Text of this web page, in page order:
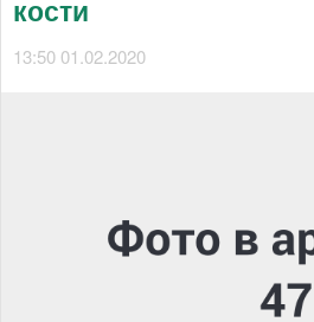
кости
13:50 01.02.2020